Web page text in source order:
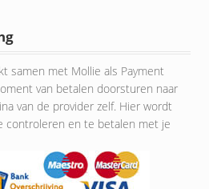
samen met Mollie als Payment
van betalen doorsturen naar
van de provider zelf. Hier wordt
controleren en te betalen met je